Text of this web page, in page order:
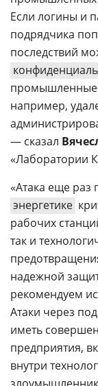
Если логины и
подрядчика
последствий
промышленные
например,
— сказал
«Лаборатории
«Атака еще раз
энергетике
рабочих
так и
надежной
рекомендуем
Атаки через
иметь
предприятия,
внутри